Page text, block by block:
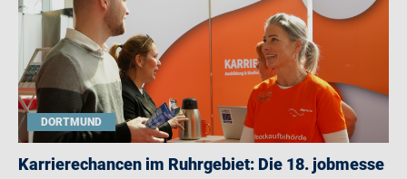
DORTMUND
Karrierechancen im Ruhrgebiet: Die 18. jobmesse